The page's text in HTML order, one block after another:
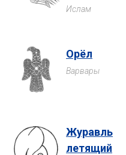
Ислам
Орёл
Варвары
Журавль
летящий